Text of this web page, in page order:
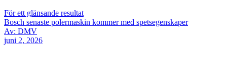
För ett glänsande resultat
Bosch senaste polermaskin kommer med spetsegenskaper
Av: DMV
juni 2, 2026